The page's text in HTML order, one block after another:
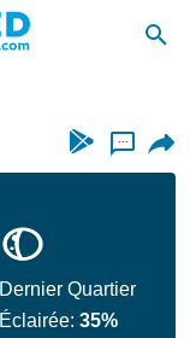
...
Dernier Quartier
Éclairée:35%